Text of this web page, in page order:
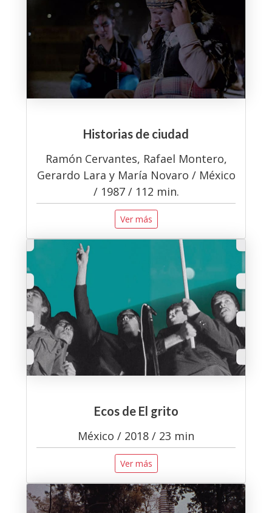
Historias de ciudad
Ramón Cervantes, Rafael Montero,
Gerardo Lara y María Novaro / México
/ 1987 / 112 min.
Ver más
Ecos de El grito
México / 2018 / 23 min
Ver más